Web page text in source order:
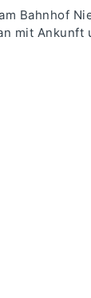
Bahnhof
mit Ankunft